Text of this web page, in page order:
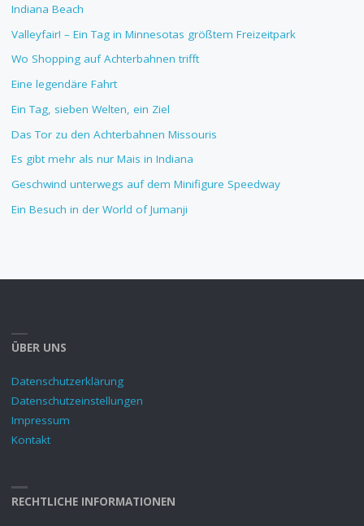
Indiana Beach
Valleyfair! – Ein Tag in Minnesotas größtem Freizeitpark
Wo Shopping auf Achterbahnen trifft
Eine legendäre Fahrt
Ein Tag, sieben Welten, ein Ziel
Das Tor zu den Achterbahnen Missouris
Es gibt mehr als nur Mais in Indiana
Geschwind unterwegs auf dem Minifigure Speedway
Ein Besuch in der World of Jumanji
ÜBER UNS
Datenschutzerklärung
Datenschutzeinstellungen
Impressum
Kontakt
RECHTLICHE INFORMATIONEN